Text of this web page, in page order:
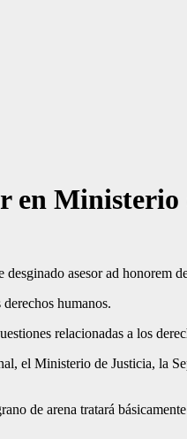
en
asesor ad honorem
humanos.
relacionadas a los
el Ministerio de Justicia, la
de arena tratará